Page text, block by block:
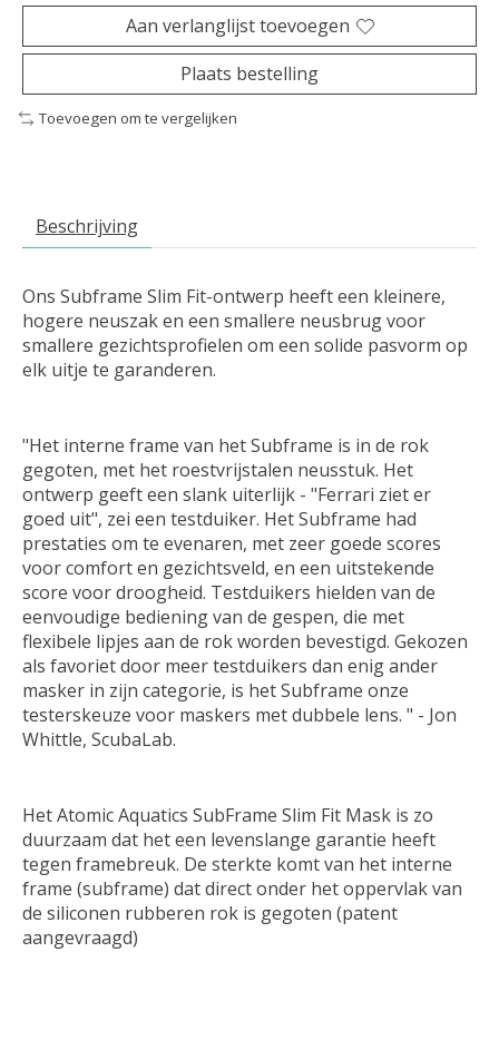
Aan verlanglijst toevoegen
Plaats bestelling
Toevoegen om te vergelijken
Beschrijving
Ons Subframe Slim Fit-ontwerp heeft een kleinere,
hogere neuszak en een smallere neusbrug voor
smallere gezichtsprofielen om een solide pasvorm op
elk uitje te garanderen.
"Het interne frame van het Subframe is in de rok
gegoten, met het roestvrijstalen neusstuk. Het
ontwerp geeft een slank uiterlijk - "Ferrari ziet er
goed uit", zei een testduiker. Het Subframe had
prestaties om te evenaren, met zeer goede scores
voor comfort en gezichtsveld, en een uitstekende
score voor droogheid. Testduikers hielden van de
eenvoudige bediening van de gespen, die met
flexibele lipjes aan de rok worden bevestigd. Gekozen
als favoriet door meer testduikers dan enig ander
masker in zijn categorie, is het Subframe onze
testerskeuze voor maskers met dubbele lens. " - Jon
Whittle, ScubaLab.
Het Atomic Aquatics SubFrame Slim Fit Mask is zo
duurzaam dat het een levenslange garantie heeft
tegen framebreuk. De sterkte komt van het interne
frame (subframe) dat direct onder het oppervlak van
de siliconen rubberen rok is gegoten (patent
aangevraagd)